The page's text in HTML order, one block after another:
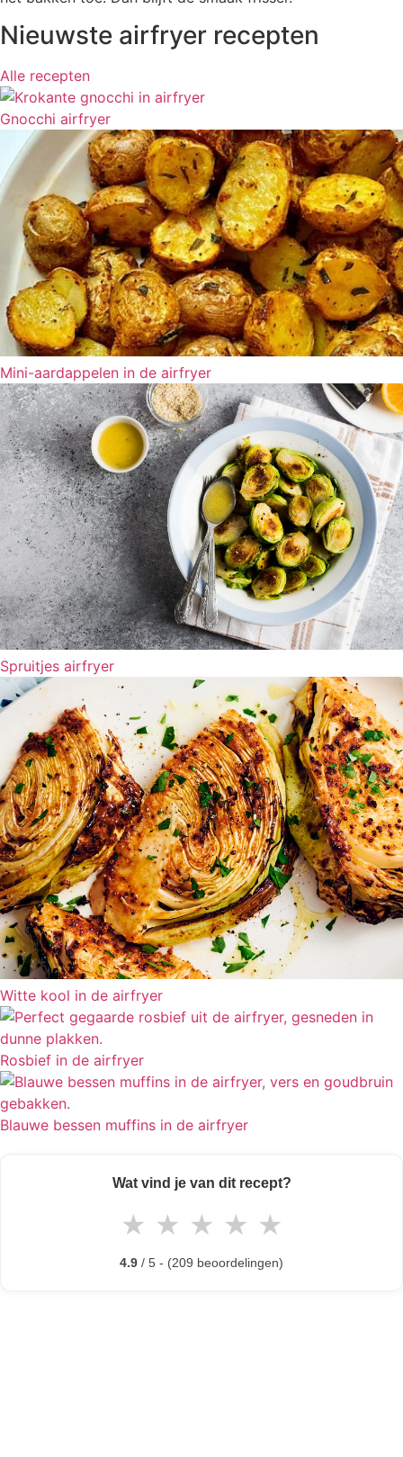
Nieuwste airfryer recepten
Alle recepten
Gnocchi airfryer
Mini-aardappelen in de airfryer
Spruitjes airfryer
Witte kool in de airfryer
Rosbief in de airfryer
Blauwe bessen muffins in de airfryer
Wat vind je van dit recept?
★ ★ ★ ★ ★
4.9 / 5 - (209 beoordelingen)